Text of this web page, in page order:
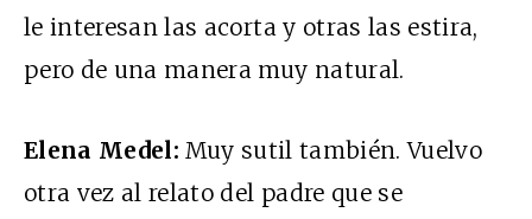
le interesan las acorta y otras las estira,
pero de una manera muy natural.
Elena Medel: Muy sutil también. Vuelvo
otra vez al relato del padre que se